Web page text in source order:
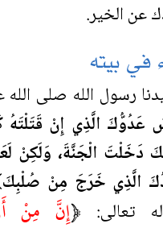
عن الخير.
في بيته
رسول الله صلى الله
عَدُوُّكَ الَّذِي إِنْ قَتَلْتَهُ
دَخَلْتَ الْجَنَّةَ، وَلَكِنْ
الَّذِي خَرَجَ مِنْ
تعالى: ﴿إِنَّ مِنْ